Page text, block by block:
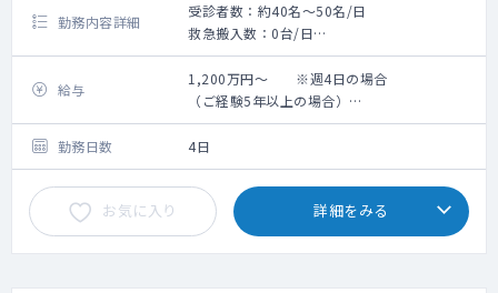
勤務内容詳細
受診者数：約40名～50名/日
救急搬入数：0台/日
【健診業務内容】※1コマ40～50名程度、
午前・午後：定期健診及び人間ドックなど、
健診利用者の診察(問診・聴診) 、人間ドック
の説明
・企業及び住民の健診利用者の診察(問診・聴
診・結果説明)、人間ドック(30～40名程度/
日)、
協会健保生活習慣病予防健診、定期健診、
雇入れ健診、特定健診、特定保健指導への誘
導、特殊健診、各検査前診察など。
給与
1,200万円～ ※週4日の場合
（ご経験5年以上の場合）
※固定残業代（月30時間分）含む
勤務日数
4日
お気に入り 詳細をみる